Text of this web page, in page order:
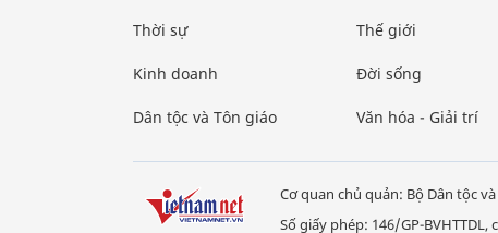
Thời sự
Kinh doanh
Dân tộc và Tôn giáo
Thế giới
Đời sống
Văn hóa - Giải trí
Cơ quan chủ quản: Bộ Dân tộc
Số giấy phép: 146/GP-BVHTTDL,